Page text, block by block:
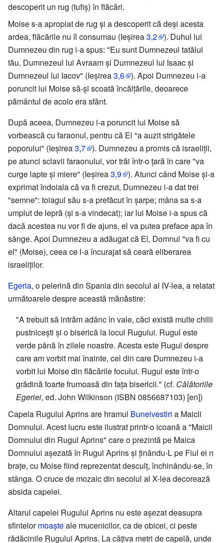
descoperit un rug (tufiș) în flăcări.
Moise s-a apropiat de rug și a descoperit că deși acesta
ardea, flăcările nu îl consumau (Ieșirea3,2 ). Duhul lui
Dumnezeu din rug i-a spus: "Eu sunt Dumnezeul tatălui
tău, Dumnezeul lui Avraam și Dumnezeul lui Isaac și
Dumnezeul lui Iacov" (Ieșirea3,6 ). Apoi Dumnezeu i-a
poruncit lui Moise să-și scoată încălțările, deoarece
pământul de acolo era sfânt.
După aceea, Dumnezeu i-a poruncit lui Moise să
vorbească cu faraonul, pentru că El "a auzit strigătele
poporului" (Ieșirea3,7 ). Dumnezeu a promis că israeliții,
pe atunci sclavii faraonului, vor trăi într-o țară în care "va
curge lapte și miere" (Ieșirea3,9 ). Atunci când Moise și-a
exprimat îndoiala că va fi crezut, Dumnezeu i-a dat trei
"semne": toiagul său s-a prefăcut în șarpe; mâna sa s-a
umplut de lepră (și s-a vindecat); iar lui Moise i-a spus că
dacă acestea nu vor fi de ajuns, el va putea preface apa în
sânge. Apoi Dumnezeu a adăugat că El, Domnul "va fi cu
el" (Moise), ceea ce l-a încurajat să ceară eliberarea
israeliților.
Egeria, o pelerină din Spania din secolul al IV-lea, a relatat
următoarele despre această mănăstire:
"A trebuit să intrăm adânc în vale, căci există multe chilii
pustnicești și o biserică la locul Rugului. Rugul este
verde până în zilele noastre. Acesta este Rugul despre
care am vorbit mai înainte, cel din care Dumnezeu i-a
vorbit lui Moise din flăcările focului. Rugul este într-o
grădină foarte frumoasă din fața bisericii." (cf. Călătoriile
Egeriei, ed. John Wilkinson (ISBN 0856687103) [en])
Capela Rugului Aprins are hramul Buneivestiri a Maicii
Domnului. Acest lucru este ilustrat printr-o icoană a "Maicii
Domnului din Rugul Aprins" care o prezintă pe Maica
Domnului așezată în Rugul Aprins și ținându-L pe Fiul ei n
brațe, cu Moise fiind reprezentat desculț, închinându-se, în
stânga. O cruce de mozaic din secolul al X-lea decorează
absida capelei.
Altarul capelei Rugului Aprins nu este așezat deasupra
sfintelormoașteale mucenicilor, ca de obicei, ci peste
rădăcinile Rugului Aprins. La câțiva metri de capelă, unde